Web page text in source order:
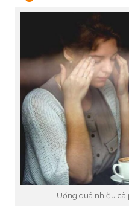
Uống quá nhiều cà